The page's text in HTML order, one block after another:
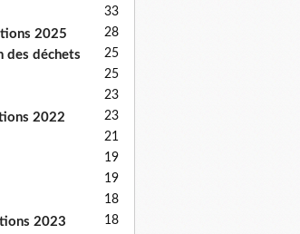
33
2025 28
des déchets 25
25
23
2022 23
21
19
19
18
2023 18